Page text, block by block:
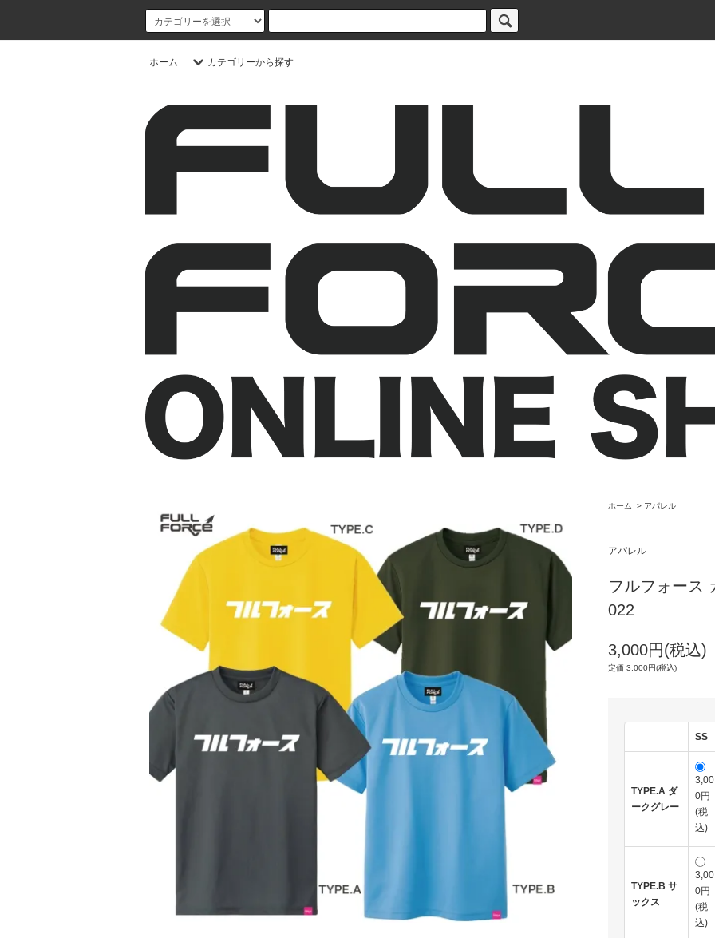
ホーム カテゴリーから探す
ホーム > アパレル
アパレル
フルフォース
022
3,000円(税込)
定価 3,000円(税込)
SS
TYPE.A ダ
ークグレー
3,00
0円
(税
込)
TYPE.B サ
ックス
3,00
0円
(税
込)